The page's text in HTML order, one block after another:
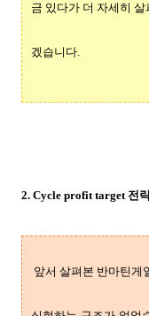
금 있다가 더 자세히
겠습니다.
2. Cycle profit target 전
앞서 살펴본 반마틴게